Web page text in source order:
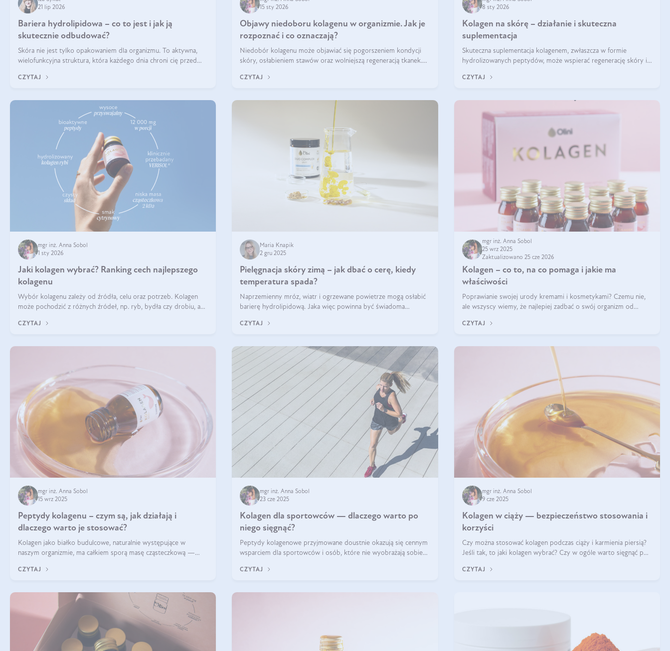
21 lip 2026
Bariera hydrolipidowa – co to jest i jak ją
skutecznie odbudować?
Skóra nie jest tylko opakowaniem dla organizmu. To aktywna,
wielofunkcyjna struktura, która każdego dnia chroni cię przed
środowiskowymi. Jednym z jej kluczowych elementów jest
CZYTAJ
15 sty 2026
Objawy niedoboru kolagenu w organizmie. Jak je
rozpoznać i co oznaczają?
Niedobór kolagenu może objawiać się pogorszeniem kondycji
skóry, osłabieniem stawów oraz wolniejszą regeneracją tkanek.
skóry, bóle stawów, łamliwość paznokci oraz osłabienie włosów.
CZYTAJ
8 sty 2026
Kolagen na skórę – działanie i skuteczna
suplementacja
Skuteczna suplementacja kolagenem, zwłaszcza w formie
hydrolizowanych peptydów, może wspierać regenerację skóry i
regularnością stosowania.
CZYTAJ
mgr inż. Anna Sobol
1 sty 2026
Jaki kolagen wybrać? Ranking cech najlepszego
kolagenu
Wybór kolagenu zależy od źródła, celu oraz potrzeb. Kolagen
może pochodzić z różnych źródeł, np. ryb, bydła czy drobiu, a
sprawdza się kolagen rybi, a dla wspierania stawów — kolagen
CZYTAJ
Maria Knapik
2 gru 2025
Pielęgnacja skóry zimą – jak dbać o cerę, kiedy
temperatura spada?
Naprzemienny mróz, wiatr i ogrzewane powietrze mogą osłabić
barierę hydrolipidową. Jaka więc powinna być świadoma
CZYTAJ
mgr inż. Anna Sobol
25 wrz 2025
Zaktualizowano 25 cze 2026
Kolagen – co to, na co pomaga i jakie ma
właściwości
Poprawianie swojej urody kremami i kosmetykami? Czemu nie,
ale wszyscy wiemy, że najlepiej zadbać o swój organizm od
zewnętrzny prezentował się zdrowo i atrakcyjnie. Stosowanie
CZYTAJ
mgr inż. Anna Sobol
15 wrz 2025
Peptydy kolagenu – czym są, jak działają i
dlaczego warto je stosować?
Kolagen jako białko budulcowe, naturalnie występujące w
naszym organizmie, ma całkiem sporą masę cząsteczkową —
formie, byłby trudno strawialny. Aby był lepiej przyswajalny i
CZYTAJ
mgr inż. Anna Sobol
23 cze 2025
Kolagen dla sportowców — dlaczego warto po
niego sięgnąć?
Peptydy kolagenowe przyjmowane doustnie okazują się cennym
wsparciem dla sportowców i osób, które nie wyobrażają sobie
CZYTAJ
mgr inż. Anna Sobol
9 cze 2025
Kolagen w ciąży — bezpieczeństwo stosowania i
korzyści
Czy można stosować kolagen podczas ciąży i karmienia piersią?
Jeśli tak, to jaki kolagen wybrać? Czy w ogóle warto sięgnąć po
CZYTAJ